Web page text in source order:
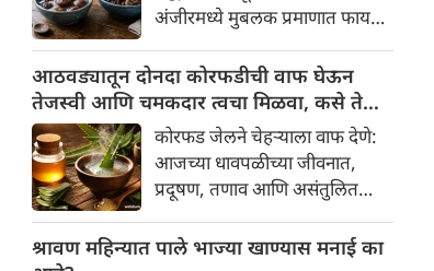
या दिवशी तयार होणारे शुभ योग,
ग्रहांची स्थिती आणि या गोचरमुळे
ज्यांचे नशीब उजळणार आहे अशा
भाग्यवान राशींबद्दल आपण जाणून
घेऊया!
अंजीरमध्ये मुबलक प्रमाणात फायबर
बद्धकोष्ठता, गॅस किंवा अपचनाचा
त्रास होत असेल, तर अंजीर
तुमच्यासाठी वरदान ठरू शकते. हे
आतड्यांची स्वच्छता ठेवण्यास मदत
करते. पचनसंस्था मजबूत करून पोट
साफ होण्यास मदत करते.
आठवड्यातून दोनदा कोरफडीची वाफ घेऊन
तेजस्वी आणि चमकदार त्वचा मिळवा, कसे ते
जाणून घ्या
कोरफड जेलने चेहऱ्याला वाफ देणे:
आजच्या धावपळीच्या जीवनात,
प्रदूषण, तणाव आणि असंतुलित
नकारात्मक परिणाम होऊ शकतो.
श्रावण महिन्यात पाले भाज्या खाण्यास मनाई का